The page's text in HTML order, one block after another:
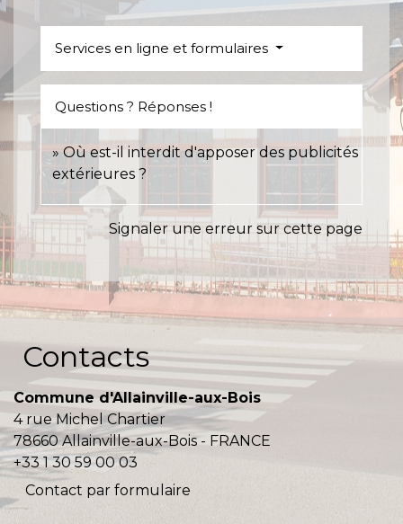
Services en ligne et formulaires
Questions ? Réponses !
Où est-il interdit d'apposer des publicités
extérieures ?
Signaler une erreur sur cette page
Contacts
Commune d'Allainville-aux-Bois
4 rue Michel Chartier
78660 Allainville-aux-Bois - FRANCE
+33 1 30 59 00 03
Contact par formulaire